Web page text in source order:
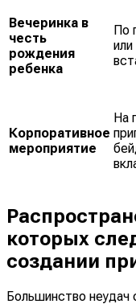
Вечеринка в
честь
рождения
ребенка
По
Корпоративное
мероприятие
На
которых
создании
Большинство неудач